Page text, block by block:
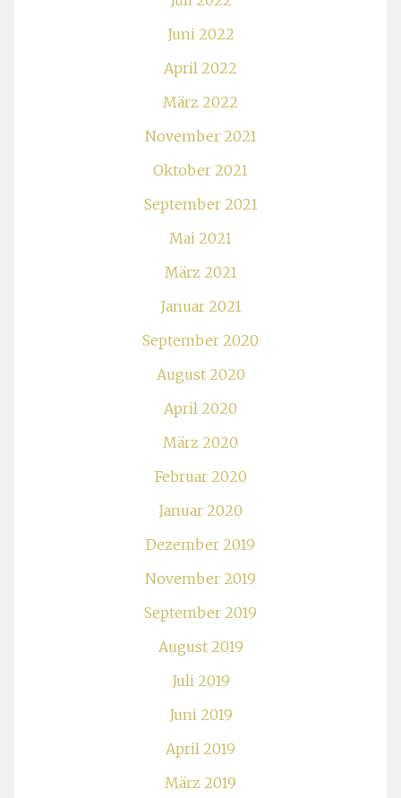
Juni 2022
April 2022
März 2022
November 2021
Oktober 2021
September 2021
Mai 2021
März 2021
Januar 2021
September 2020
August 2020
April 2020
März 2020
Februar 2020
Januar 2020
Dezember 2019
November 2019
September 2019
August 2019
Juli 2019
Juni 2019
April 2019
März 2019